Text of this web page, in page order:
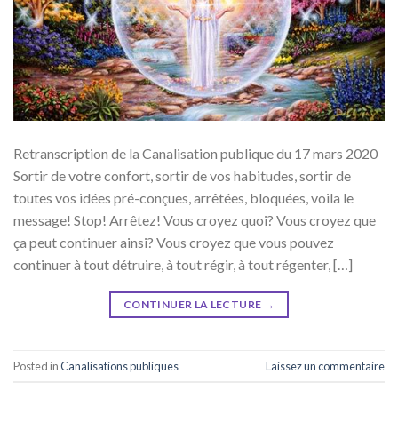
Retranscription de la Canalisation publique du 17 mars 2020
Sortir de votre confort, sortir de vos habitudes, sortir de
toutes vos idées pré-conçues, arrêtées, bloquées, voila le
message! Stop! Arrêtez! Vous croyez quoi? Vous croyez que
ça peut continuer ainsi? Vous croyez que vous pouvez
continuer à tout détruire, à tout régir, à tout régenter, […]
CONTINUER LA LECTURE →
Posted inCanalisations publiques Laissez un commentaire